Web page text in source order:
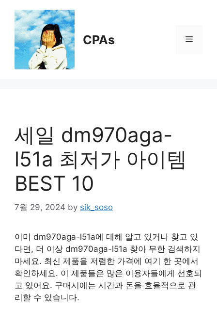
content
CPAs Menu
세일 dm970aga-
l51a 최저가 아이템
BEST 10
7월 29, 2024 by sik_soso
이미 dm970aga-l51a에 대해 알고 있거나 찾고 있
다면, 더 이상 dm970aga-l51a 찾아 무한 검색하지
마세요. 최신 제품을 저렴한 가격에 여기 한 곳에서
확인하세요. 이 제품들은 많은 이용자들에게 선호되
고 있어요. 구매시에는 시간과 돈을 효율적으로 관
리할 수 있습니다.